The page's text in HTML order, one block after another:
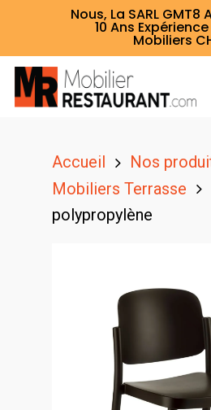
Nous, La SARL GMT8
10 Ans
Mobiliers
Hit enter to search or
Accueil
Nos
Mobiliers Terrasse
polypropylène